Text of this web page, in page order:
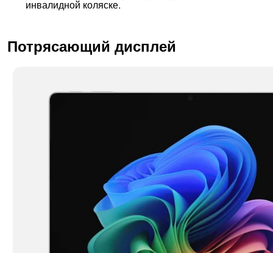
инвалидной коляске.
Потрясающий дисплей